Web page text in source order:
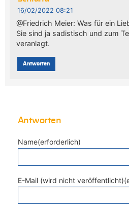
16/02/2022 08:21
@Friedrich Meier: Was für ein
Sie sind ja sadistisch und zum
veranlagt.
Antworten
Antworten
Name(erforderlich)
E-Mail (wird nicht